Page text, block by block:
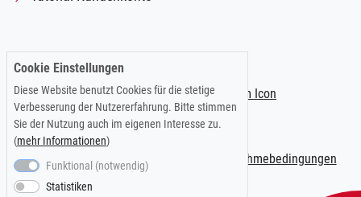
Impressum |Datenschutzerklärung Teilnahmebedingungen
Cookie Einstellungen
Diese Website benutzt Cookies für die stetige
Verbesserung der Nutzererfahrung. Bitte stimmen
Sie der Nutzung auch im eigenen Interesse zu.
(mehr Informationen)
Funktional (notwendig)
Statistiken